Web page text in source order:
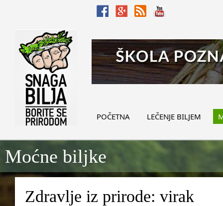
POČETNA LEČENJE BILJEM
Moćne biljke
Zdravlje iz prirode: virak